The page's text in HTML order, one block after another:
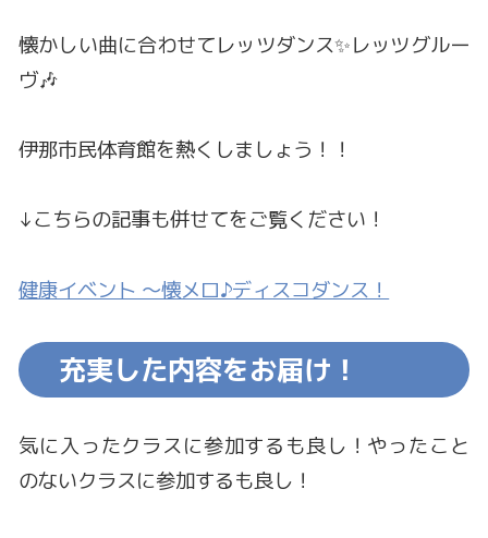
懐かしい曲に合わせてレッツダンス✨レッツグルー
ヴ🎶
伊那市民体育館を熱くしましょう！！
↓こちらの記事も併せてをご覧ください！
健康イベント ～懐メロ♪ディスコダンス！
充実した内容をお届け！
気に入ったクラスに参加するも良し！やったこと
のないクラスに参加するも良し！